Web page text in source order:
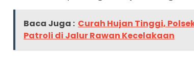
Baca Juga : Curah Hujan Tinggi,
Patroli di Jalur Rawan Kecelakaan